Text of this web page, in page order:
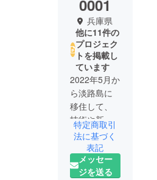
0001
兵庫県
他に11件の
プロジェク
トを掲載し
ています
2022年5月か
ら淡路島に
移住して、
技術や新し
い事を少し
ずつ前に進
めていきま
す！
特定商取引
法に基づく
表記
メッセー
ジを送る